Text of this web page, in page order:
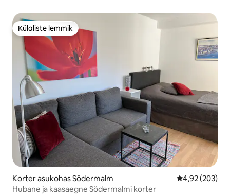
Külaliste lemmik
Külaliste lemmik
Korter asukohas Södermalm Keskmine
4,92 (203)
Hubane ja kaasaegne Södermalmi korter